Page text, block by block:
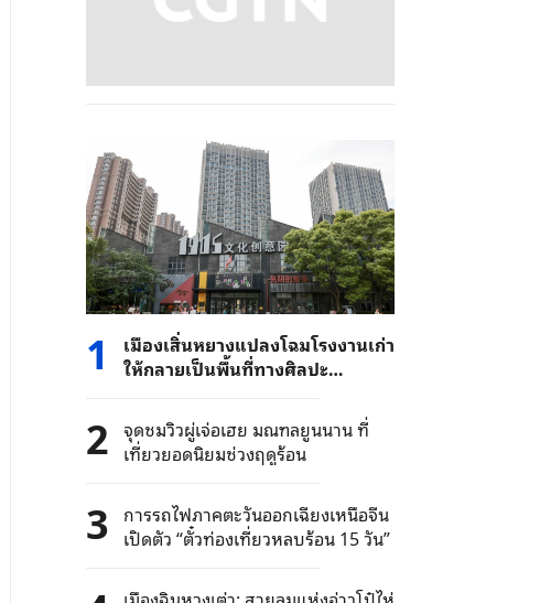
1
เมืองเสิ่นหยางแปลงโฉมโรงงานเก่า
ให้กลายเป็นพื้นที่ทางศิลปะ
วัฒนธรรมแห่งใหม่
2 จุดชมวิวผู่เจ่อเฮย มณฑลยูนนาน ที่
เที่ยวยอดนิยมช่วงฤดูร้อน
3 การรถไฟภาคตะวันออกเฉียงเหนือจีน
เปิดตัว “ตั๋วท่องเที่ยวหลบร้อน 15 วัน”